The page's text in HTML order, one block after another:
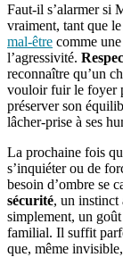
Faut-il s’alarmer si
vraiment, tant que le
mal-être comme
l’agressivité.
reconnaître qu’un
vouloir fuir le foyer
préserver son
lâcher-prise à ses
La prochaine fois
s’inquiéter ou de
besoin d’ombre se
sécurité, un instinct
simplement, un
familial. Il suffit
que, même